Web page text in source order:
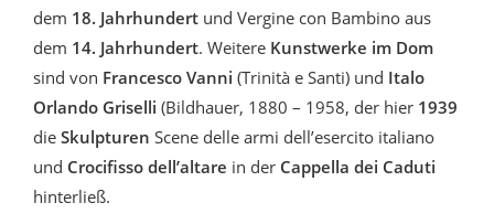
dem 18. Jahrhundert und Vergine con Bambino aus
dem 14. Jahrhundert. Weitere Kunstwerke im Dom
sind von Francesco Vanni (Trinità e Santi) und Italo
Orlando Griselli (Bildhauer, 1880 – 1958, der hier 1939
die Skulpturen Scene delle armi dell’esercito italiano
und Crocifisso dell’altare in der Cappella dei Caduti
hinterließ.